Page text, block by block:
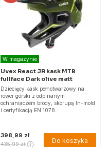
W magazynie
Uvex React JR kask MTB
fullface Dark olive matt
Dziecięcy kask pełnotwarzowy na
rower górski z odpinanym
ochraniaczem brody, skorupą In-mold
i certyfikacją EN 1078.
398,99 zł
435,99 zł Do koszyka